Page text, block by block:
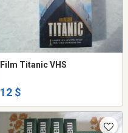
Film Titanic VHS
12 $